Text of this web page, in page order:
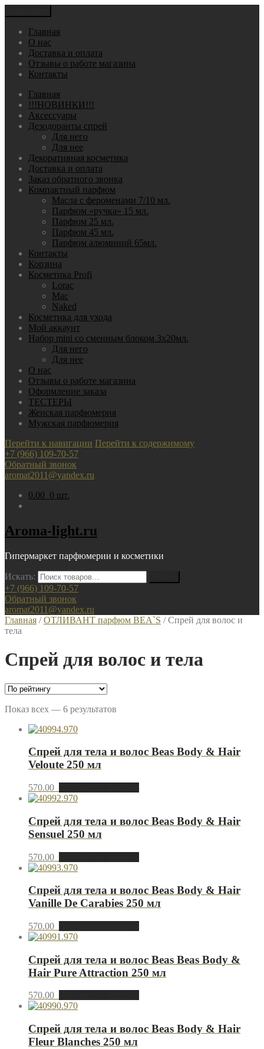
Главная
О нас
Доставка и оплата
Отзывы о работе магазина
Контакты
Главная
!!!НОВИНКИ!!!
Аксессуары
Дезодоранты спрей
Для него
Для нее
Декоративная косметика
Доставка и оплата
Заказ обратного звонка
Компактный парфюм
Масла с фероменами 7/10 мл.
Парфюм «ручка» 15 мл.
Парфюм 25 мл.
Парфюм 45 мл.
Парфюм алюминий 65мл.
Контакты
Корзина
Косметика Profi
Lorac
Mac
Nаked
Косметика для ухода
Мой аккаунт
Набор mini со сменным блоком 3х20мл.
Для него
Для нее
О нас
Отзывы о работе магазина
Оформление заказа
ТЕСТЕРЫ
Женская парфюмерия
Мужская парфюмерия
Перейти к навигации Перейти к содержимому
+7 (966) 109-70-57
Обратный звонок
aromat2011@yandex.ru
0.00 0 шт.
Aroma-light.ru
Гипермаркет парфюмерии и косметики
Искать:
+7 (966) 109-70-57
Обратный звонок
aromat2011@yandex.ru
Главная /ОТЛИВАНТ парфюм BEA`S / Спрей для волос и
тела
Спрей для волос и тела
Показ всех — 6 результатов
Спрей для тела и волос Beas Body & Hair
Veloute 250 мл
570.00
Спрей для тела и волос Beas Body & Hair
Sensuel 250 мл
570.00
Спрей для тела и волос Beas Body & Hair
Vanille De Carabies 250 мл
570.00
Спрей для тела и волос Beas Beas Body &
Hair Pure Attraction 250 мл
570.00
Спрей для тела и волос Beas Body & Hair
Fleur Blanches 250 мл